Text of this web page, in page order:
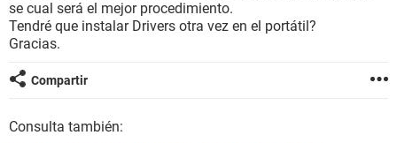
se cual será el mejor procedimiento.
Tendré que instalar Drivers otra vez en el portátil?
Gracias.
Compartir
Consulta también: